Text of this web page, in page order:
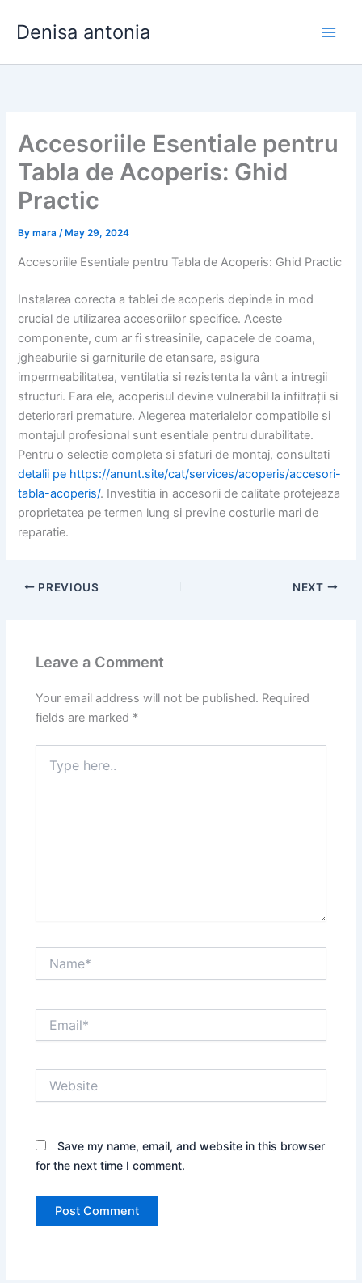
Denisa antonia
Accesoriile Esentiale pentru
Tabla de Acoperis: Ghid
Practic
Bymara/ May 29, 2024
Accesoriile Esentiale pentru Tabla de Acoperis: Ghid Practic
Instalarea corecta a tablei de acoperis depinde in mod
crucial de utilizarea accesoriilor specifice. Aceste
componente, cum ar fi streasinile, capacele de coama,
jgheaburile si garniturile de etansare, asigura
impermeabilitatea, ventilatia si rezistenta la vânt a intregii
structuri. Fara ele, acoperisul devine vulnerabil la infiltrații si
deteriorari premature. Alegerea materialelor compatibile si
montajul profesional sunt esentiale pentru durabilitate.
Pentru o selectie completa si sfaturi de montaj, consultati
detalii pe https://anunt.site/cat/services/acoperis/accesori-
tabla-acoperis/. Investitia in accesorii de calitate protejeaza
proprietatea pe termen lung si previne costurile mari de
reparatie.
PREVIOUS NEXT
Leave a Comment
Your email address will not be published. Required
fields are marked *
here..
Save my name, email, and website in this browser
for the next time I comment.